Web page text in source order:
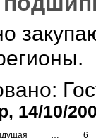
14/10/
…
6